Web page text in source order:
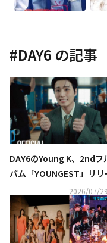
#DAY6 の記事
DAY6のYoung K、2ndフ
バム「YOUNGEST」リリ
ス！タイトル曲「Shut
or」レトロな感性のMVに
2026/07/